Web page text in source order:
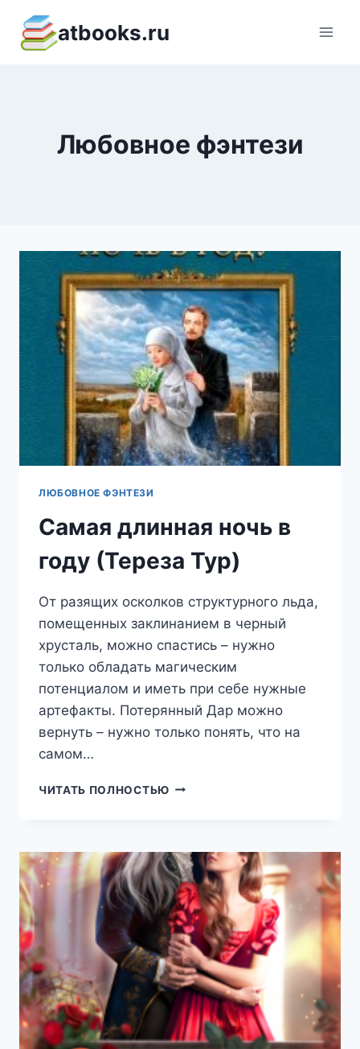
содержимому
atbooks.ru
Любовное фэнтези
ЛЮБОВНОЕ ФЭНТЕЗИ
Самая длинная ночь в
году (Тереза Тур)
От разящих осколков структурного льда,
помещенных заклинанием в черный
хрусталь, можно спастись – нужно
только обладать магическим
потенциалом и иметь при себе нужные
артефакты. Потерянный Дар можно
вернуть – нужно только понять, что на
самом…
ЧИТАТЬ ПОЛНОСТЬЮ САМАЯ
ГОДУ
(ТЕРЕЗА
ТУР)